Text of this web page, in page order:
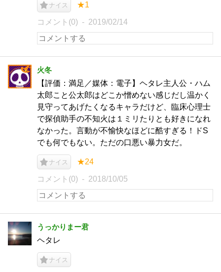
ナイス ★1
コメント(0) 2019/02/14
火冬
【評価：満足／媒体：電子】ヘタレ主人公・ハム
太郎こと公太郎はどこか憎めない感じだし温かく
見守ってあげたくなるキャラだけど、臨床心理士
で探偵助手の不知火は１ミリたりとも好きになれ
なかった。言動が不愉快なほどに酷すぎる！ドS
でも何でもない。ただの口悪い暴力女だ。
ナイス ★24
コメント(0) 2018/10/05
うっかりまー君
ヘタレ
ナイス